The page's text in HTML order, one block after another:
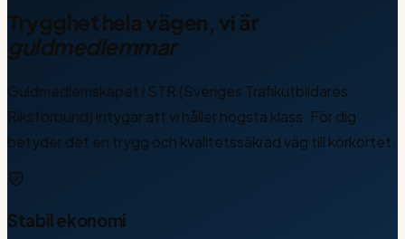
Trygghet hela vägen, vi är
guldmedlemmar
Guldmedlemskapet i STR (Sveriges Trafikutbildares
Riksförbund) intygar att vi håller högsta klass. För dig
betyder det en trygg och kvalitetssäkrad väg till körkortet.
Stabil ekonomi